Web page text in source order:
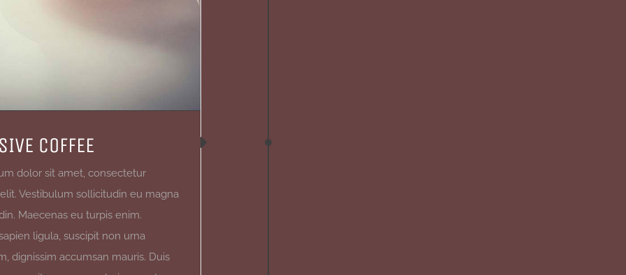
COFFEE
dolor sit amet, consectetur
Vestibulum sollicitudin eu magna
Maecenas eu turpis enim.
ligula, suscipit non urna
dignissim accumsan mauris. Duis